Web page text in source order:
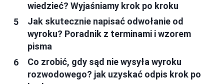
wiedzieć? Wyjaśniamy krok po kroku
Jak skutecznie napisać odwołanie od
wyroku? Poradnik z terminami i wzorem
pisma
Co zrobić, gdy sąd nie wysyła wyroku
rozwodowego? jak uzyskać odpis krok po